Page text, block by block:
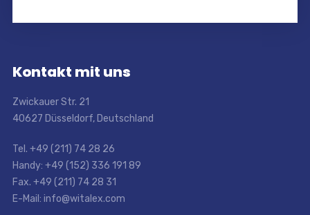
Kontakt mit uns
Zwickauer Str. 21
40627 Düsseldorf, Deutschland
Tel. +49 (211) 74 28 26
Handy: +49 (152) 336 191 89
Fax. +49 (211) 74 28 31
E-Mail: info@witalex.com